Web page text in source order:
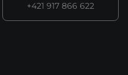
+421 917 866 622